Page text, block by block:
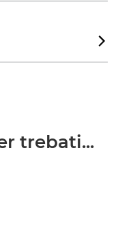

trebati...